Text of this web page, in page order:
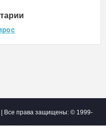
| Все права защищены: © 1999-